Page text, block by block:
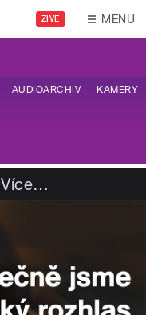
ŽIVĚ MENU
AUDIOARCHIV KAMERY
Více…